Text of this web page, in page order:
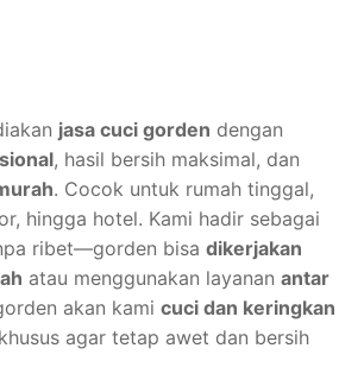
jasa cuci gorden dengan
, hasil bersih maksimal, dan
. Cocok untuk rumah tinggal,
hingga hotel. Kami hadir sebagai
ribet—gorden bisa dikerjakan
atau menggunakan layanan antar
akan kami cuci dan keringkan
agar tetap awet dan bersih